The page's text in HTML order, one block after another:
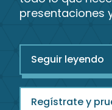
presentaciones
Seguir leyendo
Regístrate y